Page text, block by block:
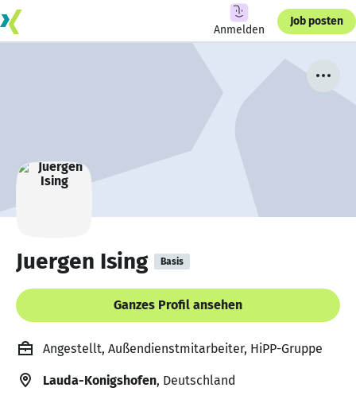
Anmelden
Job posten
Juergen Ising Basis
Ganzes Profil ansehen
Angestellt, Außendienstmitarbeiter, HiPP-Gruppe
Lauda-Konigshofen, Deutschland